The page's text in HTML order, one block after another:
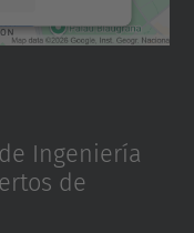
Ingeniería
de